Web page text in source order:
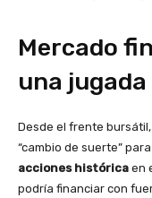
Mercado
una
Desde el frente bursátil,
“cambio de suerte”
acciones histórica en
podría financiar con